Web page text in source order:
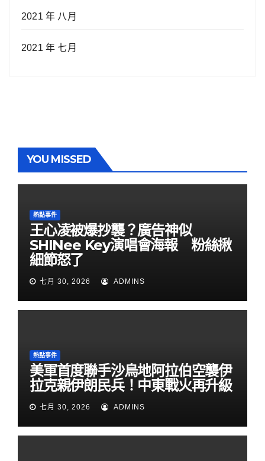
2021 年 八月
2021 年 七月
YOU MISSED
熱點事件
王心凌被爆抄襲？廣告神似
SHINee Key演唱會海報 粉絲揪
細節怒了
七月 30, 2026 ADMINS
熱點事件
美軍首度聯手沙烏地阿拉伯空襲伊
拉克親伊朗民兵！中東戰火再升級
七月 30, 2026 ADMINS